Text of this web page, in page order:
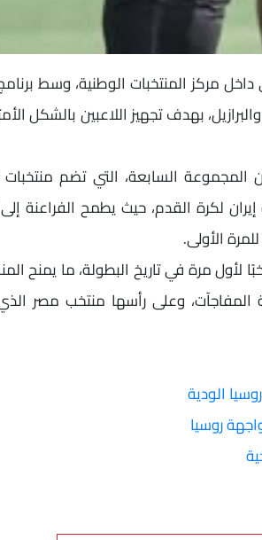
قد انطلق يوم 21 مايو الجاري داخل مركز المنتخبات الوطنية، وسط
بهدف تجهيز اللاعبين بالشكل
مصر منافسات كأس العالم 2026 ضمن المجموعة السابعة، التي تضم
لكرة القدم، حيث يطمح الفراعنة
الأولى.
المقبلة من كأس العالم مشاركة 48 منتخبًا لأول مرة في تاريخ البطولة، ما
المفاجآت، وعلى رأسها منتخب مصر
الودية
روسيا